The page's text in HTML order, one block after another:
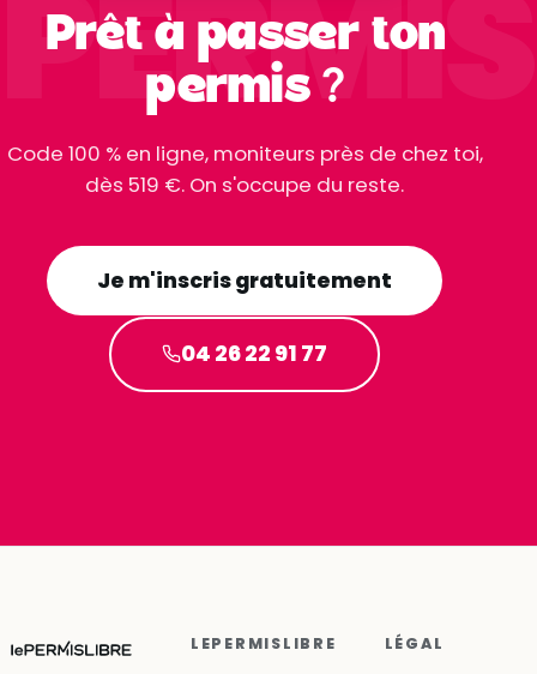
PERMIS
Prêt à passer ton
permis ?
Code 100 % en ligne, moniteurs près de chez toi,
dès 519 €. On s'occupe du reste.
Je m'inscris gratuitement
04 26 22 91 77
LEPERMISLIBRE LÉGAL